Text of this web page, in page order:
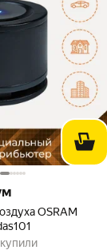
OSRAM
из 5
купили